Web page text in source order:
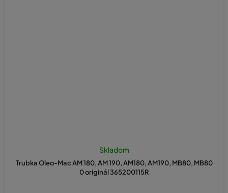
Trubka Oleo-Mac AM 180, AM 190, AM180, AM190, MB80, MB80
0 originál 365200115R
Skladom